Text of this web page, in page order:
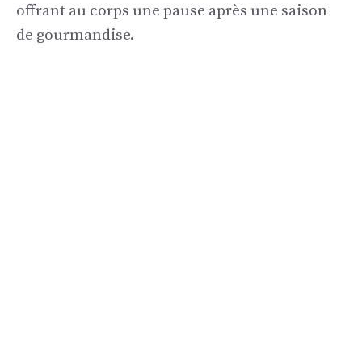
offrant au corps une pause après une saison
de gourmandise.